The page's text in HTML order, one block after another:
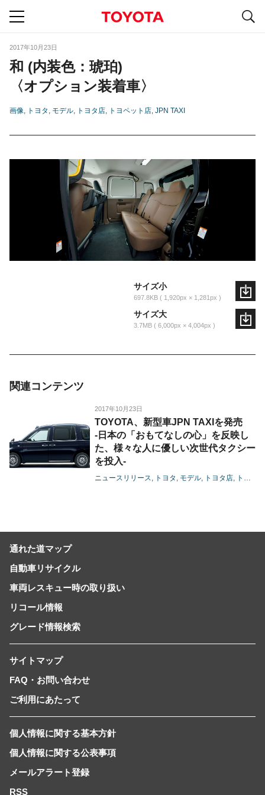
2017年10月23日
和 (内装色：琥珀)
〈オプション装着車〉
画像 トヨタ モデル トヨタ店 トヨペット店 JPN TAXI
サイズ小
697.8KB 1,920px × 1,281px
サイズ大
3.7MB 6,000px × 4,004px
関連コンテンツ
2017年10月23日
TOYOTA、新型車JPN TAXIを発売
-日本の「おもてなしの心」を反映し
た、様々な人に優しい次世代タクシー
を投入-
ニュースリリース トヨタ モデル トヨタ店 トヨペット店
通れた道マップ
自動車リサイクル
車両レスキュー時の取り扱い
リコール情報
グレード情報検索
サイトマップ
FAQ・お問い合わせ
ご利用にあたって
個人情報に関する基本方針
個人情報に関する公表事項
メールアラート登録
RSS